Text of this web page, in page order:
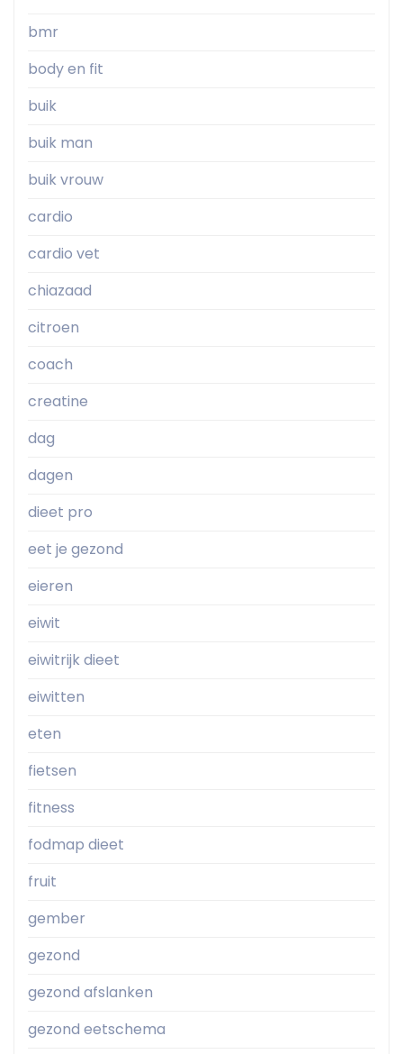
bmr
body en fit
buik
buik man
buik vrouw
cardio
cardio vet
chiazaad
citroen
coach
creatine
dag
dagen
dieet pro
eet je gezond
eieren
eiwit
eiwitrijk dieet
eiwitten
eten
fietsen
fitness
fodmap dieet
fruit
gember
gezond
gezond afslanken
gezond eetschema